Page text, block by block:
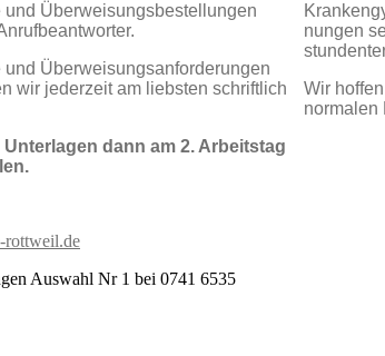
und Über­wei­sungs­bestellungen
Überwei­sungs­anfor­derungen
wir jeder­zeit am liebsten schrift­lich
dann am 2. Arbeitstag
nungen
Wir
norma­len
rottweil.de
Auswahl Nr 1 bei 0741 6535